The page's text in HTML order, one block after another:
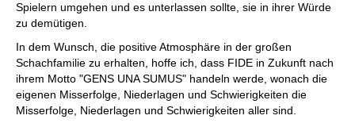
Spielern umgehen und es unterlassen sollte, sie in ihrer Würde
zu demütigen.
In dem Wunsch, die positive Atmosphäre in der großen
Schachfamilie zu erhalten, hoffe ich, dass FIDE in Zukunft nach
ihrem Motto "GENS UNA SUMUS" handeln werde, wonach die
eigenen Misserfolge, Niederlagen und Schwierigkeiten die
Misserfolge, Niederlagen und Schwierigkeiten aller sind.